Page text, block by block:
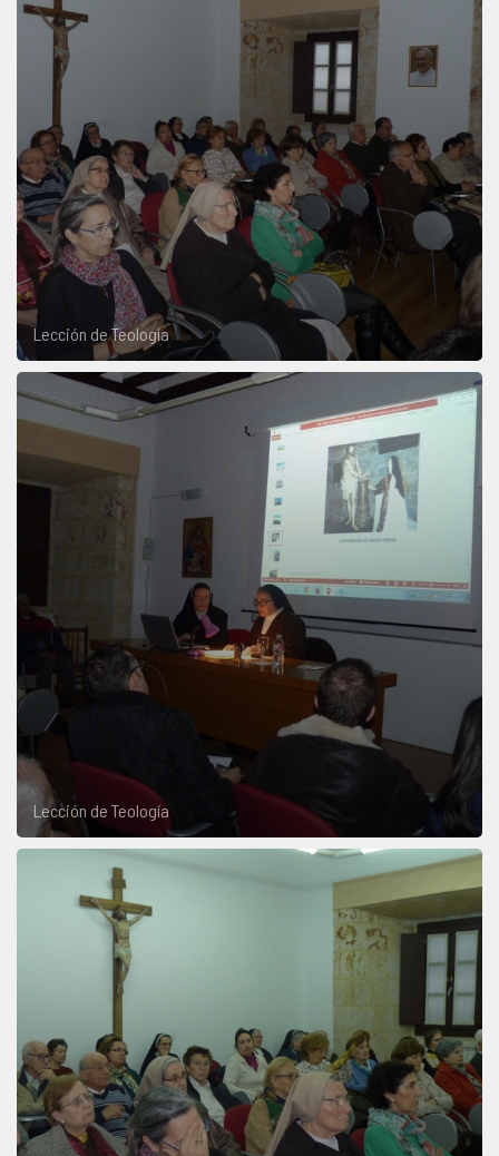
Lección de Teología
Lección de Teología